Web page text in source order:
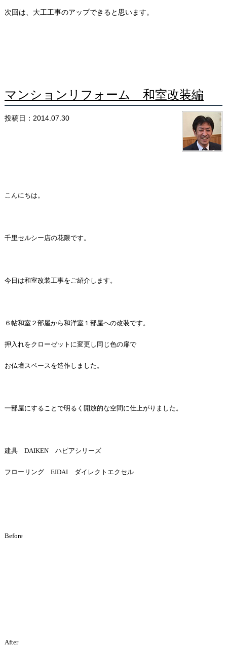
次回は、大工工事のアップできると思います。
マンションリフォーム 和室改装編
投稿日：2014.07.30
こんにちは。
千里セルシー店の花隈です。
今日は和室改装工事をご紹介します。
６帖和室２部屋から和洋室１部屋への改装です。
押入れをクローゼットに変更し同じ色の扉で
お仏壇スペースを造作しました。
一部屋にすることで明るく開放的な空間に仕上がりました。
建具 DAIKENハピアシリーズ
フローリング EIDAIダイレクトエクセル
Before
After